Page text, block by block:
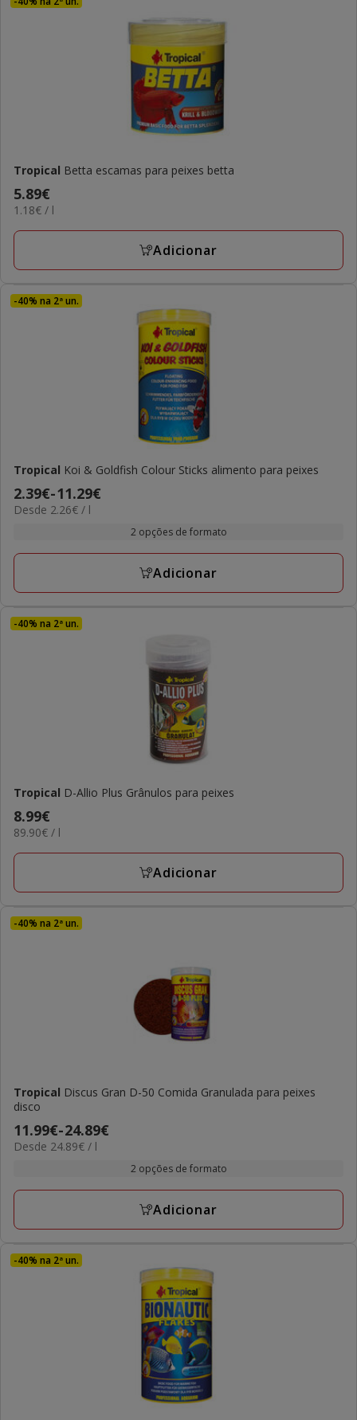
Tropical Betta escamas para peixes betta
Preço
5.89€
5.89€
1.18€
L
1.18€ / l
Adicionar
-40% na 2ª un.
Tropical Koi & Goldfish Colour Sticks alimento para peixes
Preço
de
a
2.39€-11.29€
2.26€
Desde 2.26€ / l
2 opções de formato
Adicionar
-40% na 2ª un.
Tropical D-Allio Plus Grânulos para peixes
Preço
8.99€
8.99€
89.90€
L
89.90€ / l
Adicionar
-40% na 2ª un.
Tropical Discus Gran D-50 Comida Granulada para peixes
disco
Preço
de
a
11.99€-24.89€
24.89€
Desde 24.89€ / l
2 opções de formato
Adicionar
-40% na 2ª un.